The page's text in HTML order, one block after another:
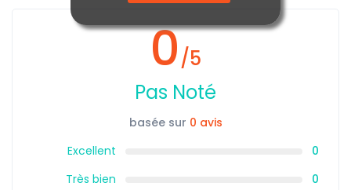
0/5
Pas Noté
basée sur 0 avis
Excellent
0
Très bien
0